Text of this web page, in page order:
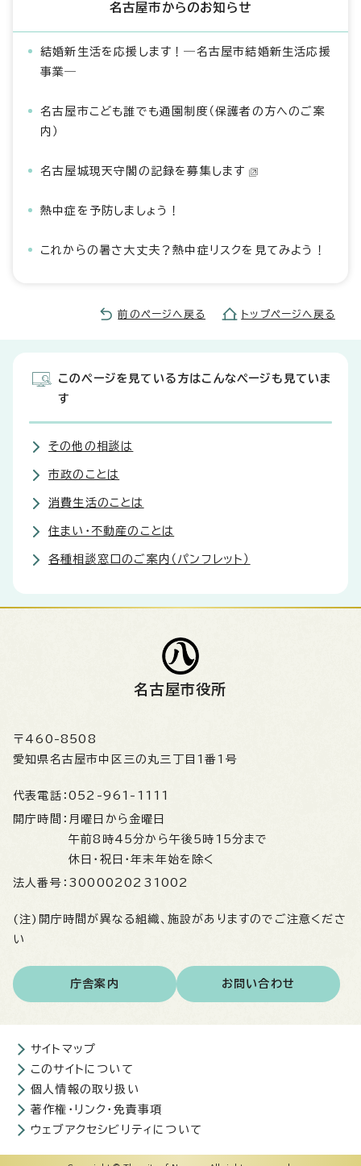
名古屋市からのお知らせ
結婚新生活を応援します！―名古屋市結婚新生活応援
事業―
名古屋市こども誰でも通園制度（保護者の方へのご案
内）
名古屋城現天守閣の記録を募集します
熱中症を予防しましょう！
これからの暑さ大丈夫？熱中症リスクを見てみよう！
前のページへ戻る トップページへ戻る
このページを見ている方はこんなページも見ていま
す
その他の相談は
市政のことは
消費生活のことは
住まい・不動産のことは
各種相談窓口のご案内（パンフレット）
名古屋市役所
〒460-8508
愛知県名古屋市中区三の丸三丁目1番1号
代表電話： 052-961-1111
開庁時間： 月曜日から金曜日
午前8時45分から午後5時15分まで
休日・祝日・年末年始を除く
法人番号： 3000020231002
(注)開庁時間が異なる組織、施設がありますのでご注意くださ
い
庁舎案内 お問い合わせ
サイトマップ
このサイトについて
個人情報の取り扱い
著作権・リンク・免責事項
ウェブアクセシビリティについて